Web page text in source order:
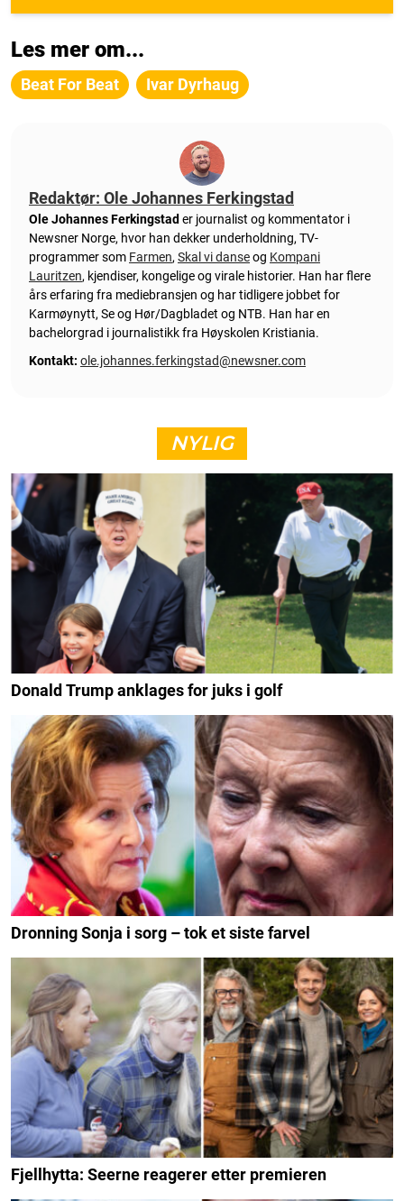
Les mer om...
Beat For Beat Ivar Dyrhaug
Redaktør: Ole Johannes Ferkingstad
Ole Johannes Ferkingstader journalist og kommentator i
Newsner Norge, hvor han dekker underholdning, TV-
programmer som Farmen, Skal vi danseog Kompani
Lauritzen, kjendiser, kongelige og virale historier. Han har flere
års erfaring fra mediebransjen og har tidligere jobbet for
Karmøynytt, Se og Hør/Dagbladet og NTB. Han har en
bachelorgrad i journalistikk fra Høyskolen Kristiania.
Kontakt: ole.johannes.ferkingstad@newsner.com
NYLIG
Donald Trump anklages for juks i golf
Dronning Sonja i sorg – tok et siste farvel
Fjellhytta: Seerne reagerer etter premieren